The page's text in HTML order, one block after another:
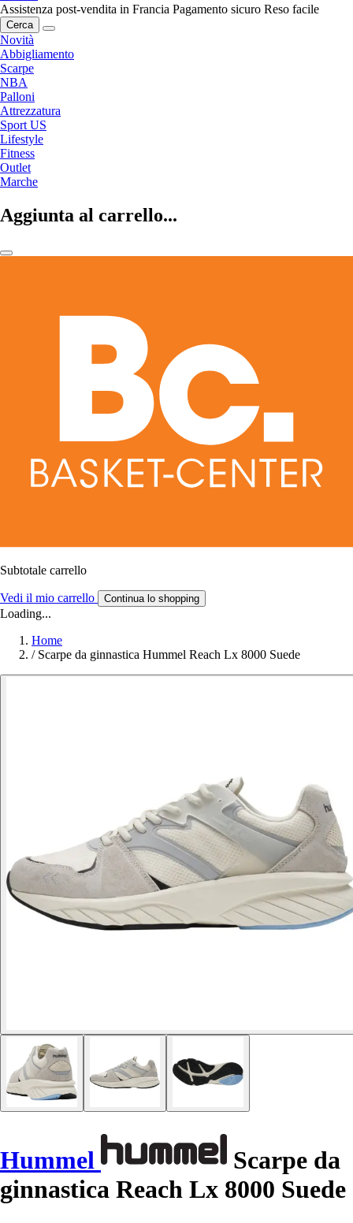
Assistenza post-vendita in Francia Pagamento sicuro Reso facile
Cerca
Novità
Abbigliamento
Scarpe
NBA
Palloni
Attrezzatura
Sport US
Lifestyle
Fitness
Outlet
Marche
Aggiunta al carrello...
Subtotale carrello
Vedi il mio carrello Continua lo shopping
Loading...
Home
/ Scarpe da ginnastica Hummel Reach Lx 8000 Suede
Hummel
Scarpe da
ginnastica Reach Lx 8000 Suede